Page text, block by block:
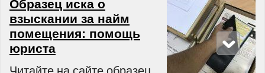
Образец иска о
взыскании за найм
помещения: помощь
юриста